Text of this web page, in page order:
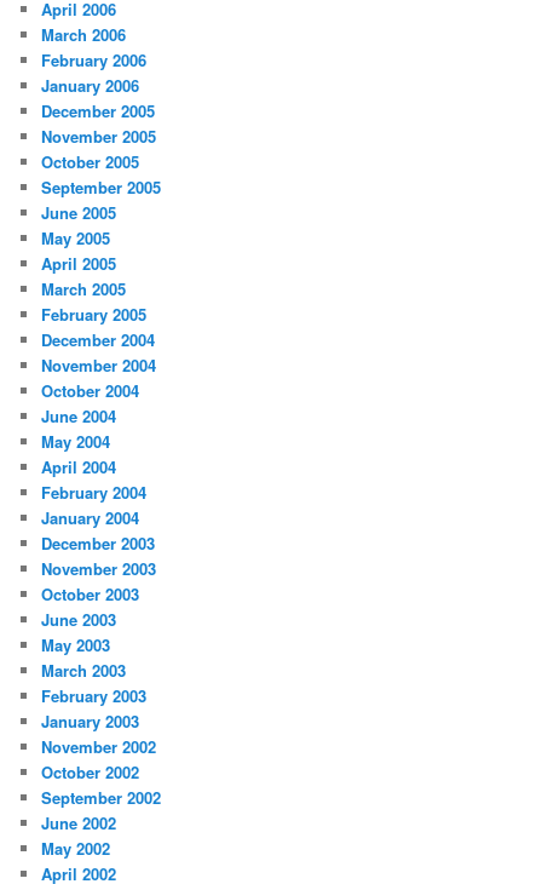
April 2006
March 2006
February 2006
January 2006
December 2005
November 2005
October 2005
September 2005
June 2005
May 2005
April 2005
March 2005
February 2005
December 2004
November 2004
October 2004
June 2004
May 2004
April 2004
February 2004
January 2004
December 2003
November 2003
October 2003
June 2003
May 2003
March 2003
February 2003
January 2003
November 2002
October 2002
September 2002
June 2002
May 2002
April 2002